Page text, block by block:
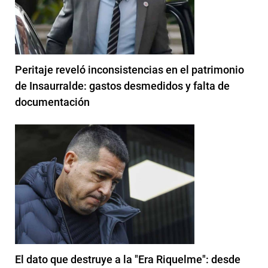
Peritaje reveló inconsistencias en el patrimonio
de Insaurralde: gastos desmedidos y falta de
documentación
El dato que destruye a la "Era Riquelme": desde